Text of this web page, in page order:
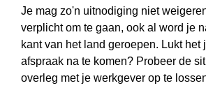
Je mag zo'n uitnodiging niet
verplicht om te gaan, ook al word je
kant van het land geroepen. Lukt het
afspraak na te komen? Probeer de
overleg met je werkgever op te